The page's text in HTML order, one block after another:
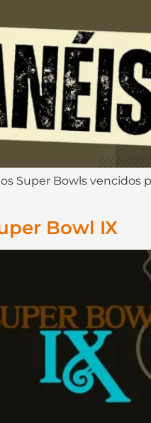
Super Bowls vencidos
Bowl IX